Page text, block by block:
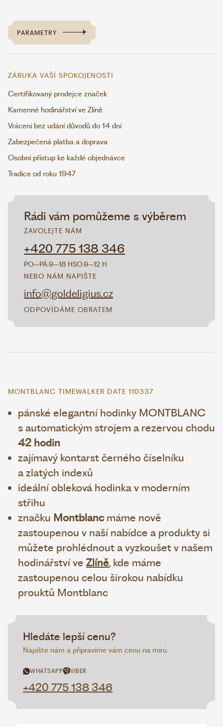
Rádi vám pomůžeme s výběrem
ZAVOLEJTE NÁM
+420 775 138 346
PO–PÁ:9–18 HSO:9–12 H
NEBO NÁM NAPIŠTE
info@goldeligius.cz
ODPOVÍDÁME OBRATEM
PARAMETRY
ZÁRUKA VAŠÍ SPOKOJENOSTI
Certifikovaný prodejce značek
Kamenné hodinářství ve Zlíně
Vrácení bez udání důvodů do 14 dní
Zabezpečená platba a doprava
Osobní přístup ke každé objednávce
Tradice od roku 1947
MONTBLANC TIMEWALKER DATE 110337
pánské elegantní hodinky MONTBLANC
s automatickým strojem a rezervou chodu
42 hodin
zajímavý kontarst černého číselníku
a zlatých indexů
ideální obleková hodinka v moderním
střihu
značku Montblancmáme nově
zastoupenou v naší nabídce a produkty si
můžete prohlédnout a vyzkoušet v našem
hodinářství ve Zlíně, kde máme
zastoupenou celou širokou nabídku
prouktů Montblanc
Hledáte lepší cenu?
Napište nám a připravíme vám cenu na míru.
WHATSAPP VIBER
+420 775 138 346